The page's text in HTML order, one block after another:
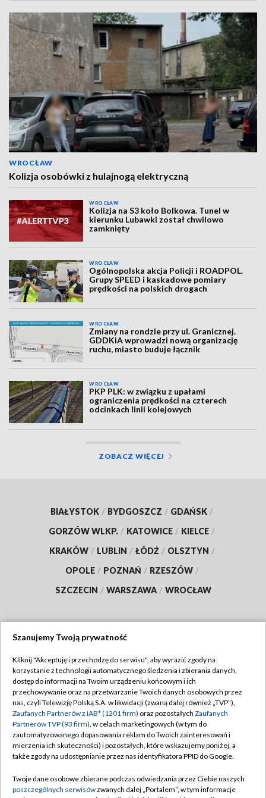
WROCŁAW
Kolizja osobówki z hulajnogą elektryczną
WROCŁAW
Kolizja na S3 koło Bolkowa. Tunel w
kierunku Lubawki został chwilowo
zamknięty
WROCŁAW
Ogólnopolska akcja Policji i ROADPOL.
Grupy SPEED i kaskadowe pomiary
prędkości na polskich drogach
WROCŁAW
Zmiany na rondzie przy ul. Granicznej.
GDDKiA wprowadzi nową organizację
ruchu, miasto buduje łącznik
WROCŁAW
PKP PLK: w związku z upałami
ograniczenia prędkości na czterech
odcinkach linii kolejowych
ZOBACZ WIĘCEJ
BIAŁYSTOK / BYDGOSZCZ / GDAŃSK /
GORZÓW WLKP. / KATOWICE / KIELCE /
KRAKÓW / LUBLIN / ŁÓDŹ / OLSZTYN /
OPOLE / POZNAŃ / RZESZÓW /
SZCZECIN / WARSZAWA / WROCŁAW
TVP
Abonament TVP
Emisja w TVP
Centrum informacji TVP
Naziemna Telewizja Cyfrowa
Rada Programowa
Regulamin TVP
Polityka prywatności
Moje zgody
Pomoc
Kontakt
Szanujemy Twoją prywatność
Kliknij "Akceptuję i przechodzę do serwisu", aby wyrazić zgody na
korzystanie z technologii automatycznego śledzenia i zbierania danych,
dostęp do informacji na Twoim urządzeniu końcowym i ich
przechowywanie oraz na przetwarzanie Twoich danych osobowych przez
nas, czyli Telewizję Polską S.A. w likwidacji (zwaną dalej również „TVP”),
Zaufanych Partnerów z IAB* (1201 firm) oraz pozostałych Zaufanych
Partnerów TVP (93 firm), w celach marketingowych (w tym do
zautomatyzowanego dopasowania reklam do Twoich zainteresowań i
mierzenia ich skuteczności) i pozostałych, które wskazujemy poniżej, a
także zgody na udostępnianie przez nas identyfikatora PPID do Google.
Twoje dane osobowe zbierane podczas odwiedzania przez Ciebie naszych
poszczególnych serwisówzwanych dalej „Portalem”, w tym informacje